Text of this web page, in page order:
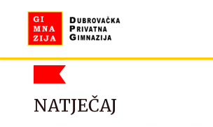
NATJEČAJ